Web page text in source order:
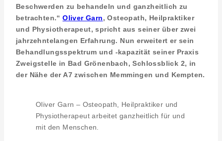
Beschwerden zu behandeln und ganzheitlich zu
betrachten.“Oliver Garn, Osteopath, Heilpraktiker
und Physiotherapeut, spricht aus seiner über zwei
jahrzehntelangen Erfahrung. Nun erweitert er sein
Behandlungsspektrum und -kapazität seiner Praxis
Zweigstelle in Bad Grönenbach, Schlossblick 2, in
der Nähe der A7 zwischen Memmingen und Kempten.
Oliver Garn – Osteopath, Heilpraktiker und
Physiotherapeut arbeitet ganzheitlich für und
mit den Menschen.